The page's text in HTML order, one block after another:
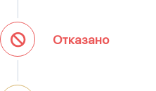
Отказано